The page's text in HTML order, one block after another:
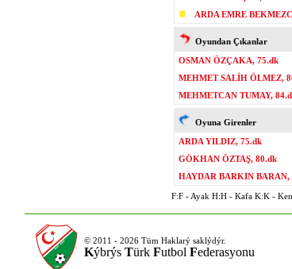
ARDA EMRE
Oyundan Çıkanlar
OSMAN ÖZÇAKA, 75.dk
MEHMET SALİH ÖLMEZ,
MEHMETCAN TUMAY,
Oyuna Girenler
ARDA YILDIZ, 75.dk
GÖKHAN ÖZTAŞ, 80.dk
HAYDAR BARKIN BARAN,
F:F - Ayak H:H - Kafa K:K -
© 2011 - 2026 Tüm Haklarý saklýdýr.
Kýbrýs Türk Futbol Federasyonu